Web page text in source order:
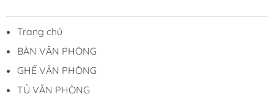
Trang chủ
BÀN VĂN PHÒNG
GHẾ VĂN PHÒNG
TỦ VĂN PHÒNG